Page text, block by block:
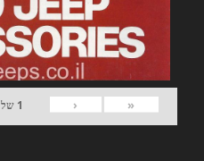
«
‹
1 של